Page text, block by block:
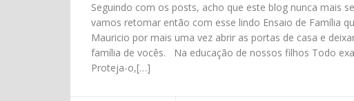
Seguindo com os posts, acho que este blog nunca mais
vamos retomar então com esse lindo Ensaio de Família
Mauricio por mais uma vez abrir as portas de casa e
família de vocês. Na educação de nossos filhos Todo
Proteja-o,[…]